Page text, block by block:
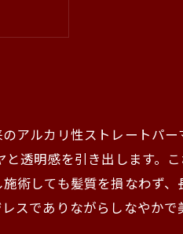
リー
アルカリ性ストレートパー
透明感を引き出します。
術しても髪質を損なわず、
スでありながらしなやかで